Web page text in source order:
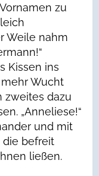
zu
Weile nahm
Kissen ins
Wucht
zweites dazu
„Anneliese!“
und mit
die befreit
ließen.